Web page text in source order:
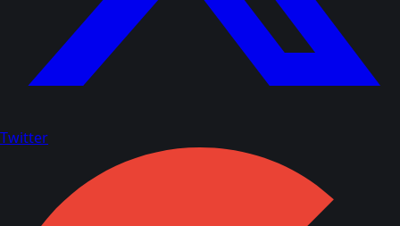
Twitter